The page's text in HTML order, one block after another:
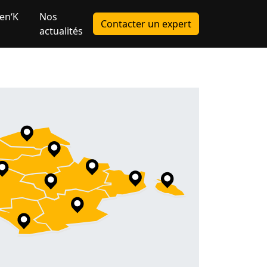
Nos
actualités
Contacter un expert